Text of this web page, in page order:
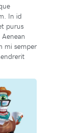
In id
purus
mi semper